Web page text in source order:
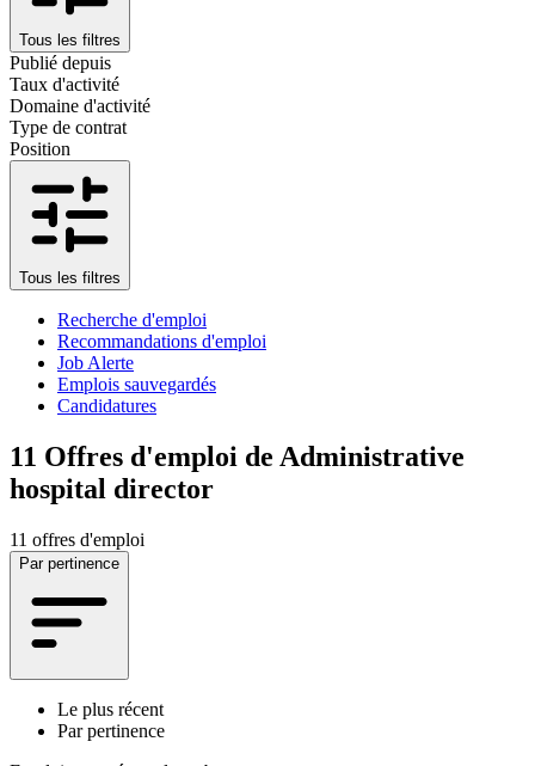
Tous les filtres
Publié depuis
Taux d'activité
Domaine d'activité
Type de contrat
Position
Tous les filtres
Recherche d'emploi
Recommandations d'emploi
Job Alerte
Emplois sauvegardés
Candidatures
11 Offres d'emploi de Administrative
hospital director
11 offres d'emploi
Par pertinence
Le plus récent
Par pertinence